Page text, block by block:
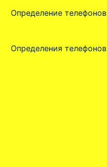
Определение
Определения